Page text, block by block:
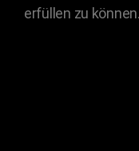
erfüllen zu können.